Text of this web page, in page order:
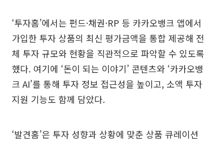
‘투자홈’에서는 펀드·채권·RP 등 카카오뱅크 앱에서
가입한 투자 상품의 최신 평가금액을 통합 제공해 전
체 투자 규모와 현황을 직관적으로 파악할 수 있도록
했다. 여기에 ‘돈이 되는 이야기’ 콘텐츠와 ‘카카오뱅
크 AI’를 통해 투자 정보 접근성을 높이고, 소액 투자
지원 기능도 함께 담았다.
‘발견홈’은 투자 성향과 상황에 맞춘 상품 큐레이션